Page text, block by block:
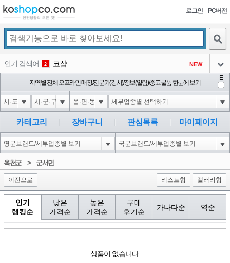
로그인 PC버전
인기 검색어 2 코샵 NEW
3 익스
아이콘
4 1-1; waitfor delay '0:0:15' --
아이콘
5 10"XOR(1*if(now()=sysdate(),sleep(15),0))XOR"Z
아이콘
1
6 1-1); waitfor delay '0:0:15' --
아이콘
1
1
지역별 전체 오프라인 매장/전문가(강사)/정보(알림)/중고물품 한눈에 보기
E
카테고리 장바구니 관심목록 마이페이지
옥천군> 군서면
이전으로 리스트형 갤러리형
인기
랭킹순
낮은
가격순
높은
가격순
구매
후기순
가나다순 역순
상품이 없습니다.